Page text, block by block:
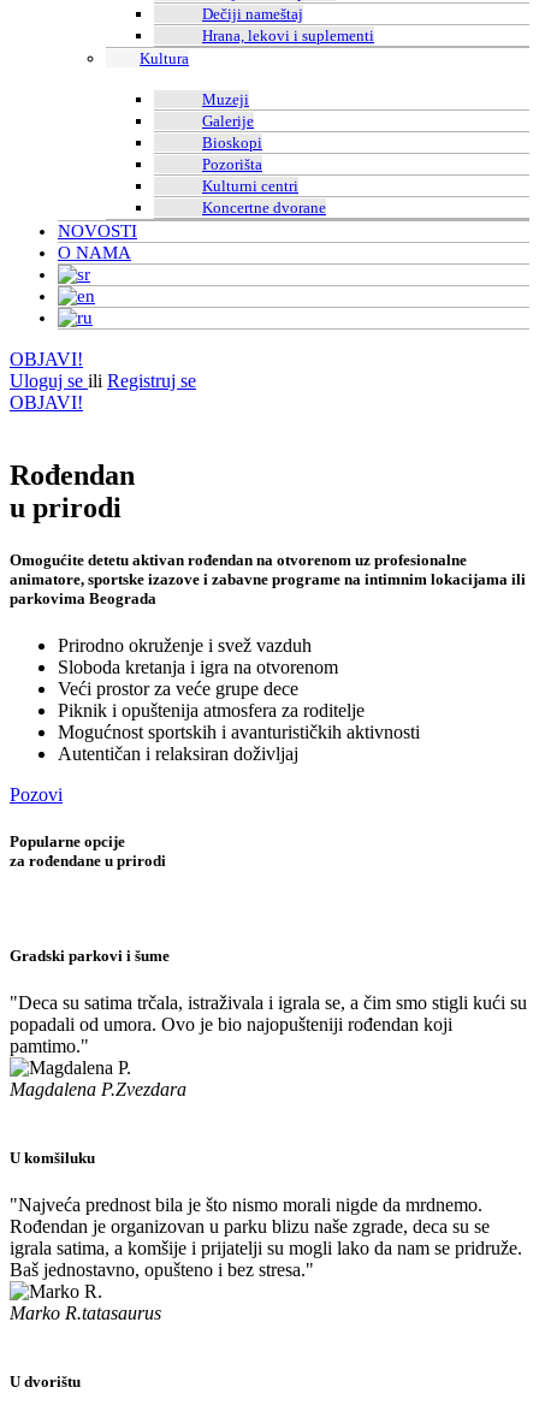
Dečiji nameštaj
Hrana, lekovi i suplementi
Kultura
Muzeji
Galerije
Bioskopi
Pozorišta
Kulturni centri
Koncertne dvorane
NOVOSTI
O NAMA
OBJAVI!
Uloguj se ili Registruj se
OBJAVI!
Rođendan
u prirodi
Omogućite detetu aktivan rođendan na otvorenom uz profesionalne
animatore, sportske izazove i zabavne programe na intimnim lokacijama ili
parkovima Beograda
Prirodno okruženje i svež vazduh
Sloboda kretanja i igra na otvorenom
Veći prostor za veće grupe dece
Piknik i opuštenija atmosfera za roditelje
Mogućnost sportskih i avanturističkih aktivnosti
Autentičan i relaksiran doživljaj
Pozovi
Popularne opcije
za rođendane u prirodi
Gradski parkovi i šume
"Deca su satima trčala, istraživala i igrala se, a čim smo stigli kući su
popadali od umora. Ovo je bio najopušteniji rođendan koji
pamtimo."
Magdalena P.Zvezdara
U komšiluku
"Najveća prednost bila je što nismo morali nigde da mrdnemo.
Rođendan je organizovan u parku blizu naše zgrade, deca su se
igrala satima, a komšije i prijatelji su mogli lako da nam se pridruže.
Baš jednostavno, opušteno i bez stresa."
Marko R.tatasaurus
U dvorištu